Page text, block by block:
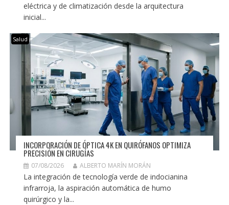
eléctrica y de climatización desde la arquitectura
inicial...
Salud
INCORPORACIÓN DE ÓPTICA 4K EN QUIRÓFANOS OPTIMIZA
PRECISIÓN EN CIRUGÍAS
07/08/2026 ALBERTO MARÍN MORÁN
La integración de tecnología verde de indocianina
infrarroja, la aspiración automática de humo
quirúrgico y la...